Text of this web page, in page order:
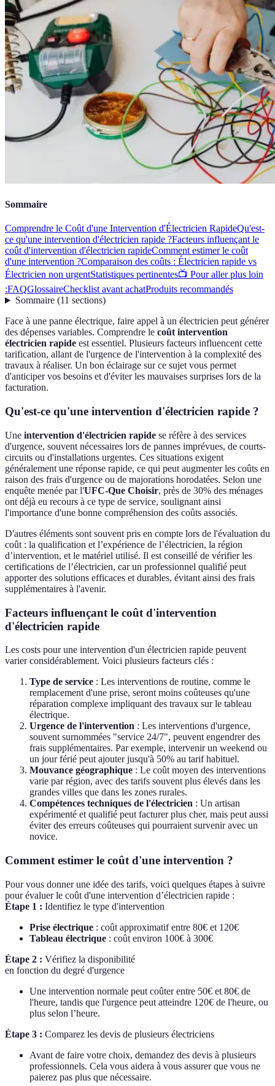
Sommaire
Comprendre le Coût d'une Intervention d'Électricien RapideQu'est-
ce qu'une intervention d'électricien rapide ?Facteurs influençant le
coût d'intervention d'électricien rapideComment estimer le coût
d'une intervention ?Comparaison des coûts : Électricien rapide vs
Électricien non urgentStatistiques pertinentes📺 Pour aller plus loin
:FAQGlossaireChecklist avant achatProduits recommandés
Sommaire(11 sections)
Face à une panne électrique, faire appel à un électricien peut générer
des dépenses variables. Comprendre le coût intervention
électricien rapide est essentiel. Plusieurs facteurs influencent cette
tarification, allant de l'urgence de l'intervention à la complexité des
travaux à réaliser. Un bon éclairage sur ce sujet vous permet
d'anticiper vos besoins et d'éviter les mauvaises surprises lors de la
facturation.
Qu'est-ce qu'une intervention d'électricien rapide ?
Une intervention d'électricien rapide se réfère à des services
d'urgence, souvent nécessaires lors de pannes imprévues, de courts-
circuits ou d'installations urgentes. Ces situations exigent
généralement une réponse rapide, ce qui peut augmenter les coûts en
raison des frais d'urgence ou de majorations horodatées. Selon une
enquête menée par l'UFC-Que Choisir, près de 30% des ménages
ont déjà eu recours à ce type de service, soulignant ainsi
l'importance d'une bonne compréhension des coûts associés.
D'autres éléments sont souvent pris en compte lors de l'évaluation du
coût : la qualification et l’expérience de l’électricien, la région
d’intervention, et le matériel utilisé. Il est conseillé de vérifier les
certifications de l’électricien, car un professionnel qualifié peut
apporter des solutions efficaces et durables, évitant ainsi des frais
supplémentaires à l'avenir.
Facteurs influençant le coût d'intervention
d'électricien rapide
Les costs pour une intervention d'un électricien rapide peuvent
varier considérablement. Voici plusieurs facteurs clés :
Type de service : Les interventions de routine, comme le
remplacement d'une prise, seront moins coûteuses qu'une
réparation complexe impliquant des travaux sur le tableau
électrique.
Urgence de l'intervention : Les interventions d'urgence,
souvent surnommées "service 24/7", peuvent engendrer des
frais supplémentaires. Par exemple, intervenir un weekend ou
un jour férié peut ajouter jusqu'à 50% au tarif habituel.
Mouvance géographique : Le coût moyen des interventions
varie par région, avec des tarifs souvent plus élevés dans les
grandes villes que dans les zones rurales.
Compétences techniques de l'électricien : Un artisan
expérimenté et qualifié peut facturer plus cher, mais peut aussi
éviter des erreurs coûteuses qui pourraient survenir avec un
novice.
Comment estimer le coût d'une intervention ?
Pour vous donner une idée des tarifs, voici quelques étapes à suivre
pour évaluer le coût d'une intervention d’électricien rapide :
Étape 1 : Identifiez le type d'intervention
Prise électrique : coût approximatif entre 80€ et 120€
Tableau électrique : coût environ 100€ à 300€
Étape 2 : Vérifiez la disponibilité
en fonction du degré d'urgence
Une intervention normale peut coûter entre 50€ et 80€ de
l'heure, tandis que l'urgence peut atteindre 120€ de l'heure, ou
plus selon l’heure.
Étape 3 : Comparez les devis de plusieurs électriciens
Avant de faire votre choix, demandez des devis à plusieurs
professionnels. Cela vous aidera à vous assurer que vous ne
paierez pas plus que nécessaire.